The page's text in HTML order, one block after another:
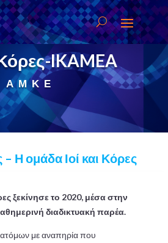
IKAMEA
ΑΜΚΕ
– Η ομάδα Ιοί και Κόρες
ξεκίνησε το 2020, μέσα στην
διαδικτυακή παρέα.
με αναπηρία που